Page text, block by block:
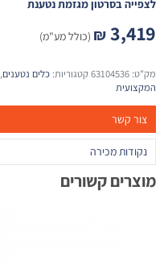
לצפייה בסרטון מגזמת נטענת
₪3,419 (כולל מע"מ)
מק"ט: 63104536קטגוריות: כלים נטענים,
המקצועית
צור קשר
נקודות מכירה
מוצרים קשורים